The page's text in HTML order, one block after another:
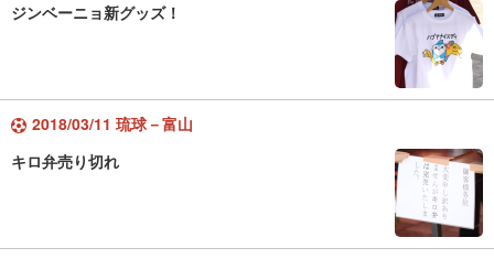
ジンベーニョ新グッズ！
2018/03/11 琉球－富山
キロ弁売り切れ